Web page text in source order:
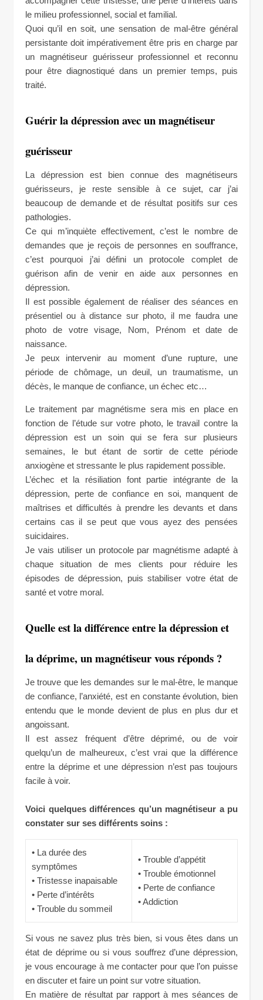
le milieu professionnel, social et familial.
Quoi qu’il en soit, une sensation de mal-être général
persistante doit impérativement être pris en charge par
un magnétiseur guérisseur professionnel et reconnu
pour être diagnostiqué dans un premier temps, puis
traité.
Guérir la dépression avec un magnétiseur
guérisseur
La dépression est bien connue des magnétiseurs
guérisseurs, je reste sensible à ce sujet, car j’ai
beaucoup de demande et de résultat positifs sur ces
pathologies.
Ce qui m’inquiète effectivement, c’est le nombre de
demandes que je reçois de personnes en souffrance,
c’est pourquoi j’ai défini un protocole complet de
guérison afin de venir en aide aux personnes en
dépression.
Il est possible également de réaliser des séances en
présentiel ou à distance sur photo, il me faudra une
photo de votre visage, Nom, Prénom et date de
naissance.
Je peux intervenir au moment d’une rupture, une
période de chômage, un deuil, un traumatisme, un
décès, le manque de confiance, un échec etc…
Le traitement par magnétisme sera mis en place en
fonction de l’étude sur votre photo, le travail contre la
dépression est un soin qui se fera sur plusieurs
semaines, le but étant de sortir de cette période
anxiogène et stressante le plus rapidement possible.
L’échec et la résiliation font partie intégrante de la
dépression, perte de confiance en soi, manquent de
maîtrises et difficultés à prendre les devants et dans
certains cas il se peut que vous ayez des pensées
suicidaires.
Je vais utiliser un protocole par magnétisme adapté à
chaque situation de mes clients pour réduire les
épisodes de dépression, puis stabiliser votre état de
santé et votre moral.
Quelle est la différence entre la dépression et
la déprime, un magnétiseur vous réponds ?
Je trouve que les demandes sur le mal-être, le manque
de confiance, l’anxiété, est en constante évolution, bien
entendu que le monde devient de plus en plus dur et
angoissant.
Il est assez fréquent d’être déprimé, ou de voir
quelqu’un de malheureux, c’est vrai que la différence
entre la déprime et une dépression n’est pas toujours
facile à voir.
Voici quelques différences qu’un magnétiseur a pu
constater sur ses différents soins :
• La durée des
symptômes
• Tristesse inapaisable
• Perte d’intérêts
• Trouble du sommeil
• Trouble d’appétit
• Trouble émotionnel
• Perte de confiance
• Addiction
Si vous ne savez plus très bien, si vous êtes dans un
état de déprime ou si vous souffrez d’une dépression,
je vous encourage à me contacter pour que l’on puisse
en discuter et faire un point sur votre situation.
En matière de résultat par rapport à mes séances de